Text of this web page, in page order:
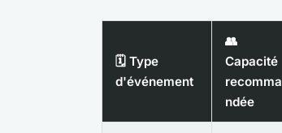
🗓️ Type
d'événement
👥
Capacité
recomma
ndée